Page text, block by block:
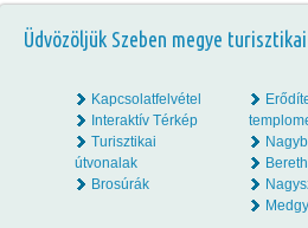
Üdvözöljük Szeben megye
Kapcsolatfelvétel
Interaktív Térkép
Turisztikai
útvonalak
Brosúrák